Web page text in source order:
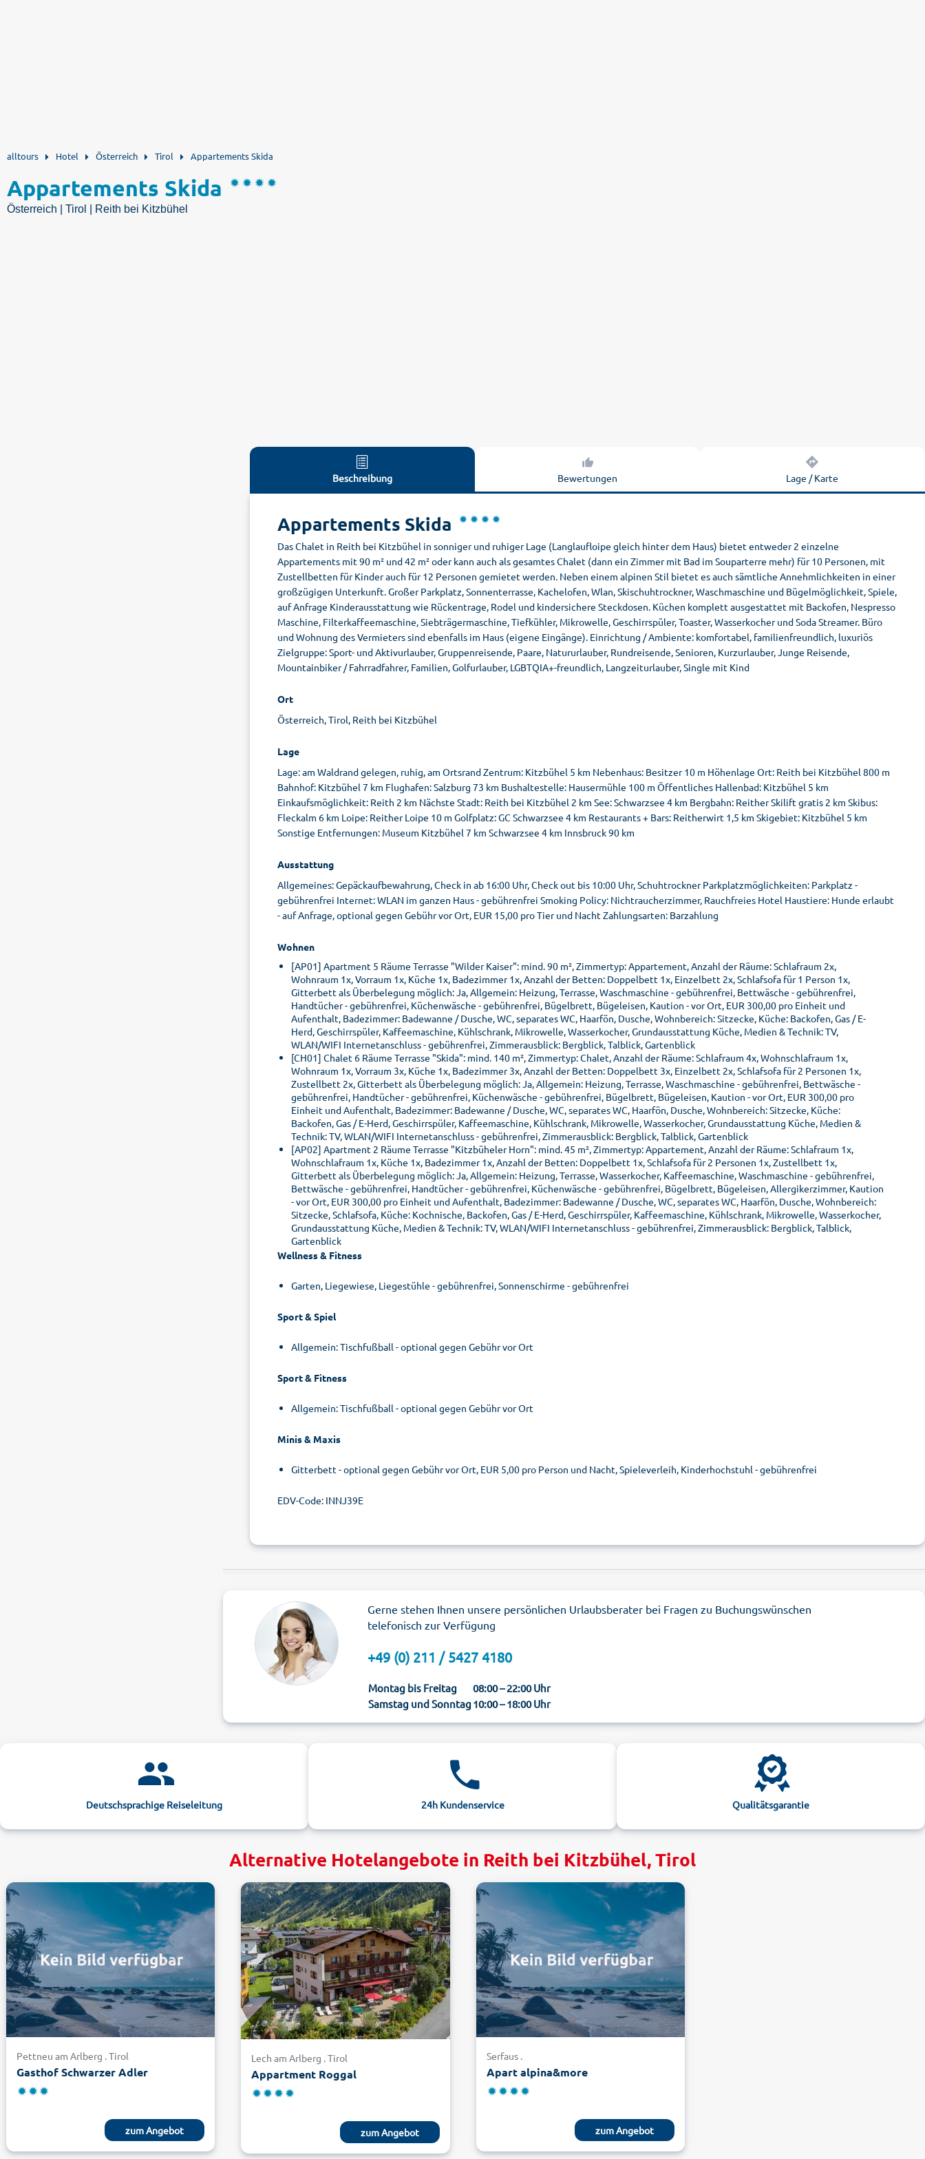
alltours Hotel Österreich Tirol Appartements Skida
Appartements Skida
Österreich | Tirol | Reith bei Kitzbühel
Beschreibung Bewertungen Lage / Karte
Appartements Skida
Das Chalet in Reith bei Kitzbühel in sonniger und ruhiger Lage (Langlaufloipe gleich hinter dem Haus) bietet entweder 2 einzelne
Appartements mit 90 m² und 42 m² oder kann auch als gesamtes Chalet (dann ein Zimmer mit Bad im Souparterre mehr) für 10 Personen, mit
Zustellbetten für Kinder auch für 12 Personen gemietet werden. Neben einem alpinen Stil bietet es auch sämtliche Annehmlichkeiten in einer
großzügigen Unterkunft. Großer Parkplatz, Sonnenterrasse, Kachelofen, Wlan, Skischuhtrockner, Waschmaschine und Bügelmöglichkeit, Spiele,
auf Anfrage Kinderausstattung wie Rückentrage, Rodel und kindersichere Steckdosen. Küchen komplett ausgestattet mit Backofen, Nespresso
Maschine, Filterkaffeemaschine, Siebträgermaschine, Tiefkühler, Mikrowelle, Geschirrspüler, Toaster, Wasserkocher und Soda Streamer. Büro
und Wohnung des Vermieters sind ebenfalls im Haus (eigene Eingänge). Einrichtung / Ambiente: komfortabel, familienfreundlich, luxuriös
Zielgruppe: Sport- und Aktivurlauber, Gruppenreisende, Paare, Natururlauber, Rundreisende, Senioren, Kurzurlauber, Junge Reisende,
Mountainbiker / Fahrradfahrer, Familien, Golfurlauber, LGBTQIA+-freundlich, Langzeiturlauber, Single mit Kind
Ort
Österreich, Tirol, Reith bei Kitzbühel
Lage
Lage: am Waldrand gelegen, ruhig, am Ortsrand Zentrum: Kitzbühel 5 km Nebenhaus: Besitzer 10 m Höhenlage Ort: Reith bei Kitzbühel 800 m
Bahnhof: Kitzbühel 7 km Flughafen: Salzburg 73 km Bushaltestelle: Hausermühle 100 m Öffentliches Hallenbad: Kitzbühel 5 km
Einkaufsmöglichkeit: Reith 2 km Nächste Stadt: Reith bei Kitzbühel 2 km See: Schwarzsee 4 km Bergbahn: Reither Skilift gratis 2 km Skibus:
Fleckalm 6 km Loipe: Reither Loipe 10 m Golfplatz: GC Schwarzsee 4 km Restaurants + Bars: Reitherwirt 1,5 km Skigebiet: Kitzbühel 5 km
Sonstige Entfernungen: Museum Kitzbühel 7 km Schwarzsee 4 km Innsbruck 90 km
Ausstattung
Allgemeines: Gepäckaufbewahrung, Check in ab 16:00 Uhr, Check out bis 10:00 Uhr, Schuhtrockner Parkplatzmöglichkeiten: Parkplatz -
gebührenfrei Internet: WLAN im ganzen Haus - gebührenfrei Smoking Policy: Nichtraucherzimmer, Rauchfreies Hotel Haustiere: Hunde erlaubt
- auf Anfrage, optional gegen Gebühr vor Ort, EUR 15,00 pro Tier und Nacht Zahlungsarten: Barzahlung
Wohnen
[AP01] Apartment 5 Räume Terrasse "Wilder Kaiser": mind. 90 m², Zimmertyp: Appartement, Anzahl der Räume: Schlafraum 2x,
Wohnraum 1x, Vorraum 1x, Küche 1x, Badezimmer 1x, Anzahl der Betten: Doppelbett 1x, Einzelbett 2x, Schlafsofa für 1 Person 1x,
Gitterbett als Überbelegung möglich: Ja, Allgemein: Heizung, Terrasse, Waschmaschine - gebührenfrei, Bettwäsche - gebührenfrei,
Handtücher - gebührenfrei, Küchenwäsche - gebührenfrei, Bügelbrett, Bügeleisen, Kaution - vor Ort, EUR 300,00 pro Einheit und
Aufenthalt, Badezimmer: Badewanne / Dusche, WC, separates WC, Haarfön, Dusche, Wohnbereich: Sitzecke, Küche: Backofen, Gas / E-
Herd, Geschirrspüler, Kaffeemaschine, Kühlschrank, Mikrowelle, Wasserkocher, Grundausstattung Küche, Medien & Technik: TV,
WLAN/WIFI Internetanschluss - gebührenfrei, Zimmerausblick: Bergblick, Talblick, Gartenblick
[CH01] Chalet 6 Räume Terrasse "Skida": mind. 140 m², Zimmertyp: Chalet, Anzahl der Räume: Schlafraum 4x, Wohnschlafraum 1x,
Wohnraum 1x, Vorraum 3x, Küche 1x, Badezimmer 3x, Anzahl der Betten: Doppelbett 3x, Einzelbett 2x, Schlafsofa für 2 Personen 1x,
Zustellbett 2x, Gitterbett als Überbelegung möglich: Ja, Allgemein: Heizung, Terrasse, Waschmaschine - gebührenfrei, Bettwäsche -
gebührenfrei, Handtücher - gebührenfrei, Küchenwäsche - gebührenfrei, Bügelbrett, Bügeleisen, Kaution - vor Ort, EUR 300,00 pro
Einheit und Aufenthalt, Badezimmer: Badewanne / Dusche, WC, separates WC, Haarfön, Dusche, Wohnbereich: Sitzecke, Küche:
Backofen, Gas / E-Herd, Geschirrspüler, Kaffeemaschine, Kühlschrank, Mikrowelle, Wasserkocher, Grundausstattung Küche, Medien &
Technik: TV, WLAN/WIFI Internetanschluss - gebührenfrei, Zimmerausblick: Bergblick, Talblick, Gartenblick
[AP02] Apartment 2 Räume Terrasse "Kitzbüheler Horn": mind. 45 m², Zimmertyp: Appartement, Anzahl der Räume: Schlafraum 1x,
Wohnschlafraum 1x, Küche 1x, Badezimmer 1x, Anzahl der Betten: Doppelbett 1x, Schlafsofa für 2 Personen 1x, Zustellbett 1x,
Gitterbett als Überbelegung möglich: Ja, Allgemein: Heizung, Terrasse, Wasserkocher, Kaffeemaschine, Waschmaschine - gebührenfrei,
Bettwäsche - gebührenfrei, Handtücher - gebührenfrei, Küchenwäsche - gebührenfrei, Bügelbrett, Bügeleisen, Allergikerzimmer, Kaution
- vor Ort, EUR 300,00 pro Einheit und Aufenthalt, Badezimmer: Badewanne / Dusche, WC, separates WC, Haarfön, Dusche, Wohnbereich:
Sitzecke, Schlafsofa, Küche: Kochnische, Backofen, Gas / E-Herd, Geschirrspüler, Kaffeemaschine, Kühlschrank, Mikrowelle, Wasserkocher,
Grundausstattung Küche, Medien & Technik: TV, WLAN/WIFI Internetanschluss - gebührenfrei, Zimmerausblick: Bergblick, Talblick,
Gartenblick
Wellness & Fitness
Garten, Liegewiese, Liegestühle - gebührenfrei, Sonnenschirme - gebührenfrei
Sport & Spiel
Allgemein: Tischfußball - optional gegen Gebühr vor Ort
Sport & Fitness
Allgemein: Tischfußball - optional gegen Gebühr vor Ort
Minis & Maxis
Gitterbett - optional gegen Gebühr vor Ort, EUR 5,00 pro Person und Nacht, Spieleverleih, Kinderhochstuhl - gebührenfrei
EDV-Code: INNJ39E
Gerne stehen Ihnen unsere persönlichen Urlaubsberater bei Fragen zu Buchungswünschen
telefonisch zur Verfügung
+49 (0) 211 / 5427 4180
Montag bis Freitag
08:00 – 22:00 Uhr
Samstag und Sonntag10:00 – 18:00 Uhr
Deutschsprachige Reiseleitung 24h Kundenservice Qualitätsgarantie
Alternative Hotelangebote in Reith bei Kitzbühel, Tirol
Pettneu am Arlberg . Tirol
Gasthof Schwarzer Adler
zum Angebot
Lech am Arlberg . Tirol
Appartment Roggal
zum Angebot
Serfaus .
Apart alpina&more
zum Angebot